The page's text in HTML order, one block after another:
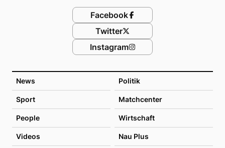
News Politik
Sport Matchcenter
People Wirtschaft
Videos Nau Plus
Facebook
Twitter
Instagram